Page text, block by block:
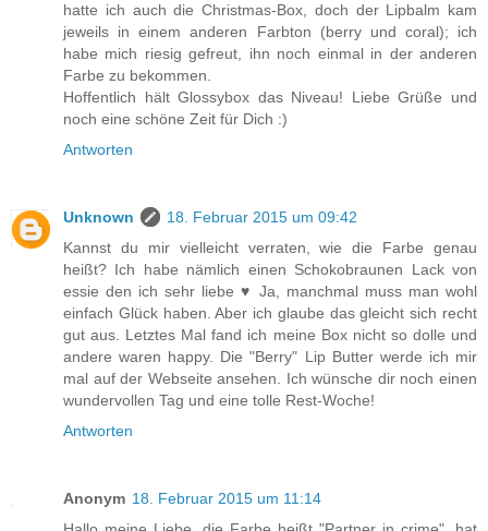
hatte ich auch die Christmas-Box, doch der Lipbalm kam
jeweils in einem anderen Farbton (berry und coral); ich
habe mich riesig gefreut, ihn noch einmal in der anderen
Farbe zu bekommen.
Hoffentlich hält Glossybox das Niveau! Liebe Grüße und
noch eine schöne Zeit für Dich :)
Antworten
Unknown
18. Februar 2015 um 09:42
Kannst du mir vielleicht verraten, wie die Farbe genau
heißt? Ich habe nämlich einen Schokobraunen Lack von
essie den ich sehr liebe ♥ Ja, manchmal muss man wohl
einfach Glück haben. Aber ich glaube das gleicht sich recht
gut aus. Letztes Mal fand ich meine Box nicht so dolle und
andere waren happy. Die "Berry" Lip Butter werde ich mir
mal auf der Webseite ansehen. Ich wünsche dir noch einen
wundervollen Tag und eine tolle Rest-Woche!
Antworten
Anonym 18. Februar 2015 um 11:14